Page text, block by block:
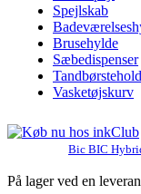
Spejlskab
Brusehylde
Sæbedispenser
Vasketøjskurv
Bic BIC
På lager ved en